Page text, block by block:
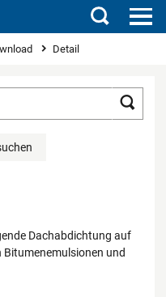
Suchen
Detail
Dachabdichtung auf
und